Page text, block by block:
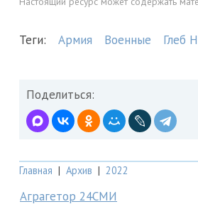
Теги: Армия Военные Глеб
Поделиться:
Главная | Архив | 2022
Аграгетор 24СМИ